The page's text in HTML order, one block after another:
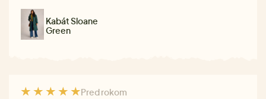
Kabát Sloane
Green
Pred rokom